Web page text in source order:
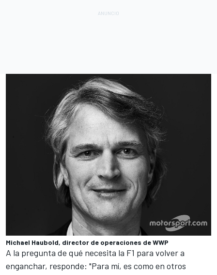
Michael Haubold, director de operaciones de WWP
A la pregunta de qué necesita la F1 para volver a
enganchar, responde: "Para mí, es como en otros